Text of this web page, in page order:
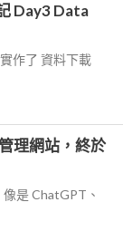
Day3 Data
作了 資料下載
理網站，終於
是 ChatGPT、